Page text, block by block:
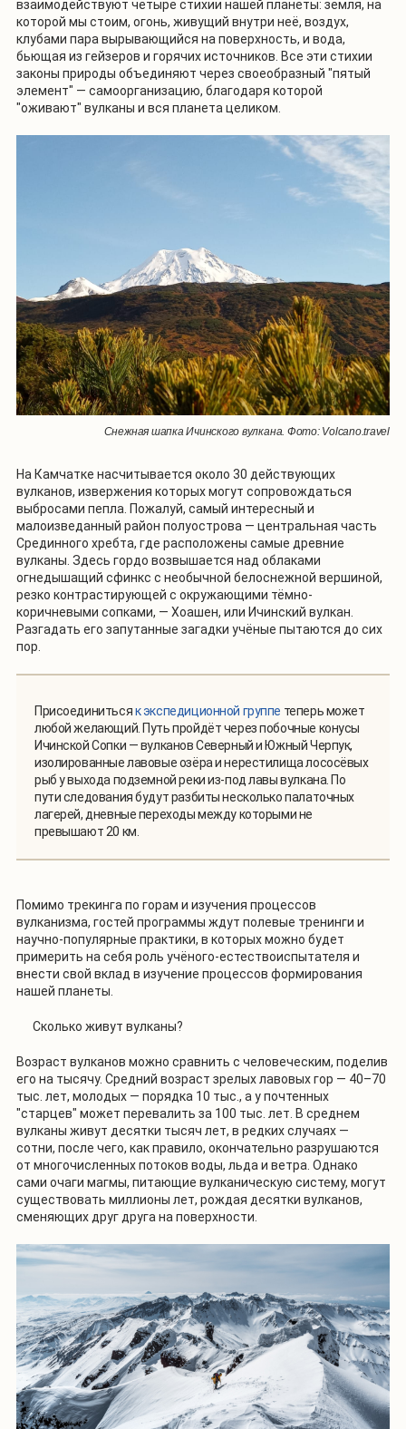
взаимодействуют четыре стихии нашей планеты: земля, на
которой мы стоим, огонь, живущий внутри неё, воздух,
клубами пара вырывающийся на поверхность, и вода,
бьющая из гейзеров и горячих источников. Все эти стихии
законы природы объединяют через своеобразный "пятый
элемент" — самоорганизацию, благодаря которой
"оживают" вулканы и вся планета целиком.
Снежная шапка Ичинского вулкана. Фото: Volcano.travel
На Камчатке насчитывается около 30 действующих
вулканов, извержения которых могут сопровождаться
выбросами пепла. Пожалуй, самый интересный и
малоизведанный район полуострова — центральная часть
Срединного хребта, где расположены самые древние
вулканы. Здесь гордо возвышается над облаками
огнедышащий сфинкс с необычной белоснежной вершиной,
резко контрастирующей с окружающими тёмно-
коричневыми сопками, — Хоашен, или Ичинский вулкан.
Разгадать его запутанные загадки учёные пытаются до сих
пор.
Присоединитьсяк экспедиционной группе теперь может
любой желающий. Путь пройдёт через побочные конусы
Ичинской Сопки — вулканов Северный и Южный Черпук,
изолированные лавовые озёра и нерестилища лососёвых
рыб у выхода подземной реки из-под лавы вулкана. По
пути следования будут разбиты несколько палаточных
лагерей, дневные переходы между которыми не
превышают 20 км.
Помимо трекинга по горам и изучения процессов
вулканизма, гостей программы ждут полевые тренинги и
научно-популярные практики, в которых можно будет
примерить на себя роль учёного-естествоиспытателя и
внести свой вклад в изучение процессов формирования
нашей планеты.
Сколько живут вулканы?
Возраст вулканов можно сравнить с человеческим, поделив
его на тысячу. Средний возраст зрелых лавовых гор — 40–70
тыс. лет, молодых — порядка 10 тыс., а у почтенных
"старцев" может перевалить за 100 тыс. лет. В среднем
вулканы живут десятки тысяч лет, в редких случаях —
сотни, после чего, как правило, окончательно разрушаются
от многочисленных потоков воды, льда и ветра. Однако
сами очаги магмы, питающие вулканическую систему, могут
существовать миллионы лет, рождая десятки вулканов,
сменяющих друг друга на поверхности.